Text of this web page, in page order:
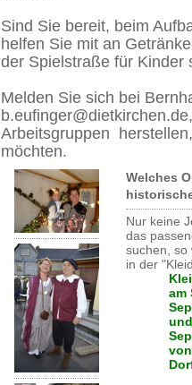
Sind Sie bereit, beim
helfen Sie mit an
der Spielstraße für Kinder
Melden Sie sich bei
Arbeitsgruppen
möchten.
Welches
Nur keine
das
suchen, so
in der
am